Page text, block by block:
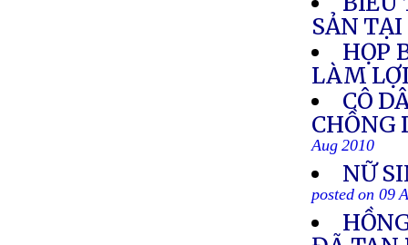
SẢN
HỌP
LÀM
CÔ
CHỒNG
Aug 2010
NỮ
posted on 09